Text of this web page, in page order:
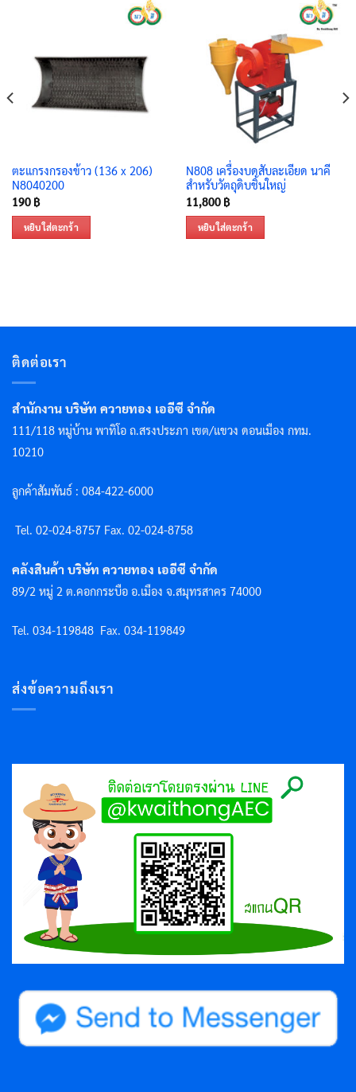
ตะแกรงกรองข้าว (136 x 206)
N8040200
190 ฿
หยิบใส่ตะกร้า
N808 เครื่องบดสับละเอียด นาคี
สำหรับวัตถุดิบชิ้นใหญ่
11,800 ฿
หยิบใส่ตะกร้า
ติดต่อเรา
สำนักงาน บริษัท ควายทอง เออีซี จำกัด
111/118 หมู่บ้าน พาทิโอ ถ.สรงประภา เขต/แขวง ดอนเมือง กทม.
10210
ลูกค้าสัมพันธ์ : 084-422-6000
Tel. 02-024-8757 Fax. 02-024-8758
คลังสินค้า บริษัท ควายทอง เออีซี จำกัด
89/2 หมู่ 2 ต.คอกกระบือ อ.เมือง จ.สมุทรสาคร 74000
Tel. 034-119848 Fax. 034-119849
ส่งข้อความถึงเรา